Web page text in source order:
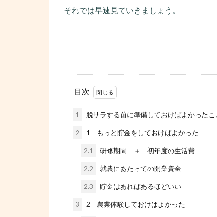
それでは早速見ていきましょう。
目次
1 脱サラする前に準備しておけばよかったこ
2 1 もっと貯金をしておけばよかった
2.1 研修期間 ＋ 初年度の生活費
2.2 就農にあたっての開業資金
2.3 貯金はあればあるほどいい
3 2 農業体験しておけばよかった